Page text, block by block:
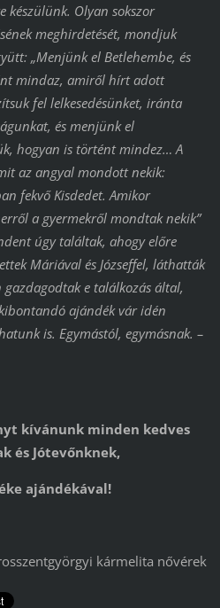
készülünk. Olyan sokszor
meghirdetését, mondjuk
„Menjünk el Betlehembe, és
mindaz, amiről hírt adott
fel lelkesedésünket, iránta
és menjünk el
hogyan is történt mindez… A
az angyal mondott nekik:
fekvő Kisdedet. Amikor
a gyermekről mondtak nekik”
úgy találtak, ahogy előre
Máriával és Józseffel, láthatták
e találkozás által,
ajándék vár idén
is. Egymástól, egymásnak. –
kívánunk minden kedves
és Jótevőnknek,
ajándékával!
kármelita nővérek